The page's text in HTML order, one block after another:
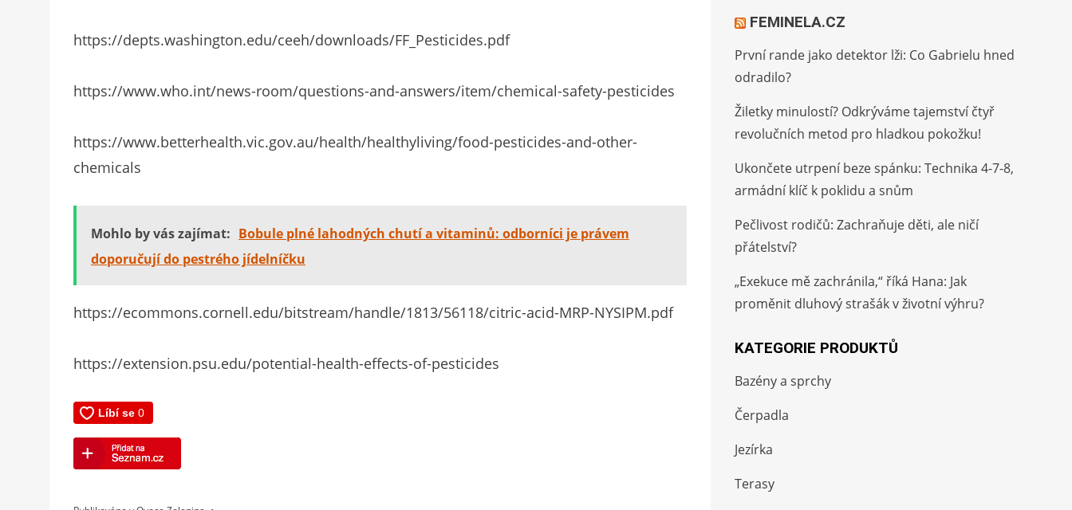
https://depts.washington.edu/ceeh/downloads/FF_Pesticides.pdf
https://www.who.int/news-room/questions-and-answers/item/chemical-safety-pesticides
https://www.betterhealth.vic.gov.au/health/healthyliving/food-pesticides-and-other-
chemicals
Mohlo by vás zajímat: Bobule plné lahodných chutí a vitaminů: odborníci je právem
doporučují do pestrého jídelníčku
https://ecommons.cornell.edu/bitstream/handle/1813/56118/citric-acid-MRP-NYSIPM.pdf
https://extension.psu.edu/potential-health-effects-of-pesticides
FEMINELA.CZ
První rande jako detektor lži: Co Gabrielu hned
odradilo?
Žiletky minulostí? Odkrýváme tajemství čtyř
revolučních metod pro hladkou pokožku!
Ukončete utrpení beze spánku: Technika 4-7-8,
armádní klíč k poklidu a snům
Pečlivost rodičů: Zachraňuje děti, ale ničí
přátelství?
„Exekuce mě zachránila,“ říká Hana: Jak
proměnit dluhový strašák v životní výhru?
KATEGORIE PRODUKTŮ
Bazény a sprchy
Čerpadla
Jezírka
Terasy